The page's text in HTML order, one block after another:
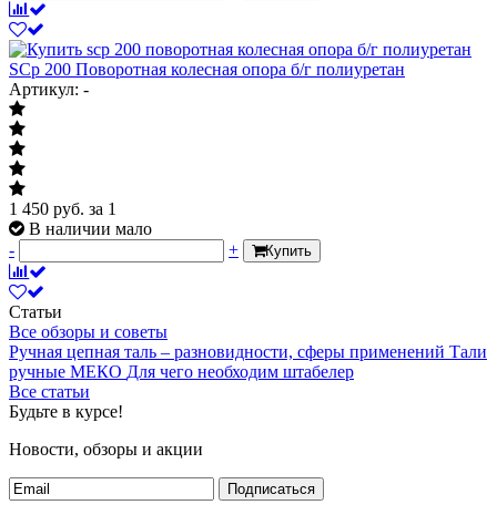
SCp 200 Поворотная колесная опора б/г полиуретан
Артикул: -
1 450 руб. за 1
В наличии мало
-
+ Купить
Статьи
Все обзоры и советы
Ручная цепная таль – разновидности, сферы применений Тали
ручные МЕКО Для чего необходим штабелер
Все статьи
Будьте в курсе!
Новости, обзоры и акции
Подписаться